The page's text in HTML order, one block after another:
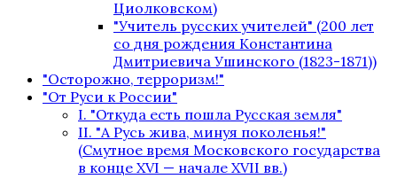
Циолковском)
"Учитель русских учителей" (200 лет
со дня рождения Константина
Дмитриевича Ушинского (1823-1871))
"Осторожно, терроризм!"
"От Руси к России"
I. "Откуда есть пошла Русская земля"
II. "А Русь жива, минуя поколенья!"
(Смутное время Московского государства
в конце XVI — начале XVII вв.)